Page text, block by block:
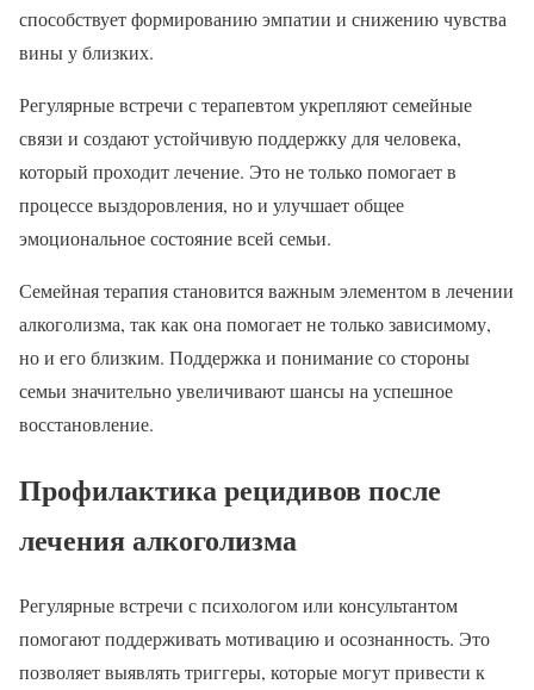
способствует формированию эмпатии и снижению чувства
вины у близких.
Регулярные встречи с терапевтом укрепляют семейные
связи и создают устойчивую поддержку для человека,
который проходит лечение. Это не только помогает в
процессе выздоровления, но и улучшает общее
эмоциональное состояние всей семьи.
Семейная терапия становится важным элементом в лечении
алкоголизма, так как она помогает не только зависимому,
но и его близким. Поддержка и понимание со стороны
семьи значительно увеличивают шансы на успешное
восстановление.
Профилактика рецидивов после
лечения алкоголизма
Регулярные встречи с психологом или консультантом
помогают поддерживать мотивацию и осознанность. Это
позволяет выявлять триггеры, которые могут привести к